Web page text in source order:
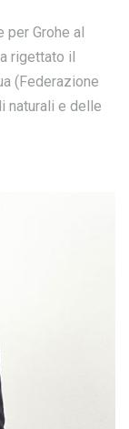
per Grohe al
rigettato il
(Federazione
naturali e delle